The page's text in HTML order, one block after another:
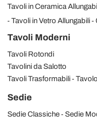
Tavoli in Ceramica
Tavoli in Vetro Allungabili
Tavoli Moderni
Tavoli Rotondi
Tavolini da Salotto
Tavoli Trasformabili
Sedie
Sedie Classiche
Sedie